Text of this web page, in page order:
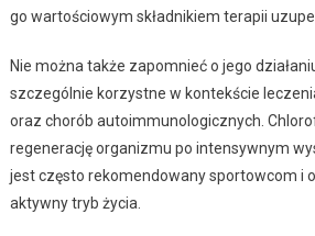
go wartościowym składnikiem terapii
Nie można także zapomnieć o jego
szczególnie korzystne w kontekście
oraz chorób autoimmunologicznych.
regenerację organizmu po intensywnym
jest często rekomendowany sportowcom i
aktywny tryb życia.